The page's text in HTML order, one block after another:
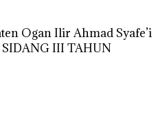
Ogan Ilir Ahmad Syafe’i
SIDANG III TAHUN